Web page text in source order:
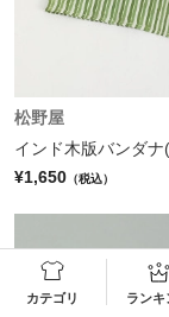
カテゴリ ランキ
松野屋
インド木版バンダナ
¥1,650 （税込）